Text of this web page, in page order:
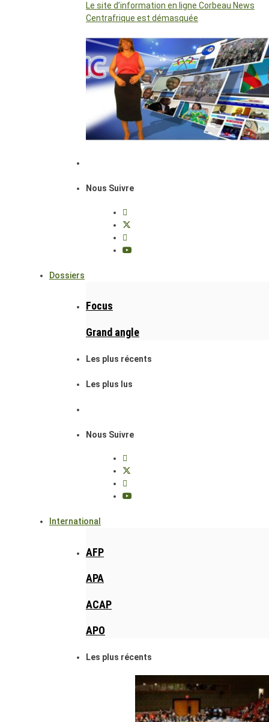
Le site d’information en ligne Corbeau News
Centrafrique est démasquée
Nous Suivre
Dossiers
Focus
Grand angle
Les plus récents
Les plus lus
Nous Suivre
International
AFP
APA
ACAP
APO
Les plus récents